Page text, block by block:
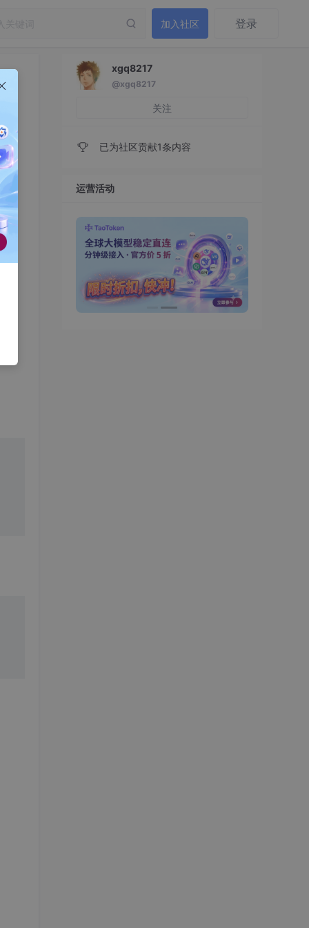
加入社区 登录
xgq8217
@xgq8217
关注
已为社区贡献1条内容
运营活动